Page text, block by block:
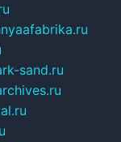
sand.ru